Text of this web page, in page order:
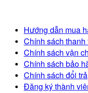
Hướng dẫn mua
Chính sách thanh
Chính sách vận
Chính sách bảo
Chính sách đổi trả
Đăng ký thành